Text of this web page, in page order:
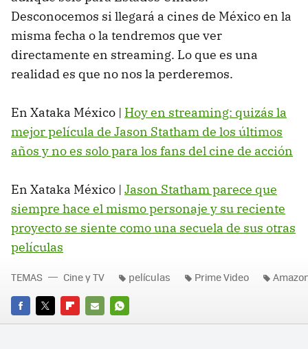
Desconocemos si llegará a cines de México en la
misma fecha o la tendremos que ver
directamente en streaming. Lo que es una
realidad es que no nos la perderemos.
En Xataka México | Hoy en streaming: quizás la
mejor película de Jason Statham de los últimos
años y no es solo para los fans del cine de acción
En Xataka México | Jason Statham parece que
siempre hace el mismo personaje y su reciente
proyecto se siente como una secuela de sus otras
películas
FACEBOOK
TWITTERFLIPBOARD
E-
WHATSAPP
TEMAS Cine y TV películas Prime Video